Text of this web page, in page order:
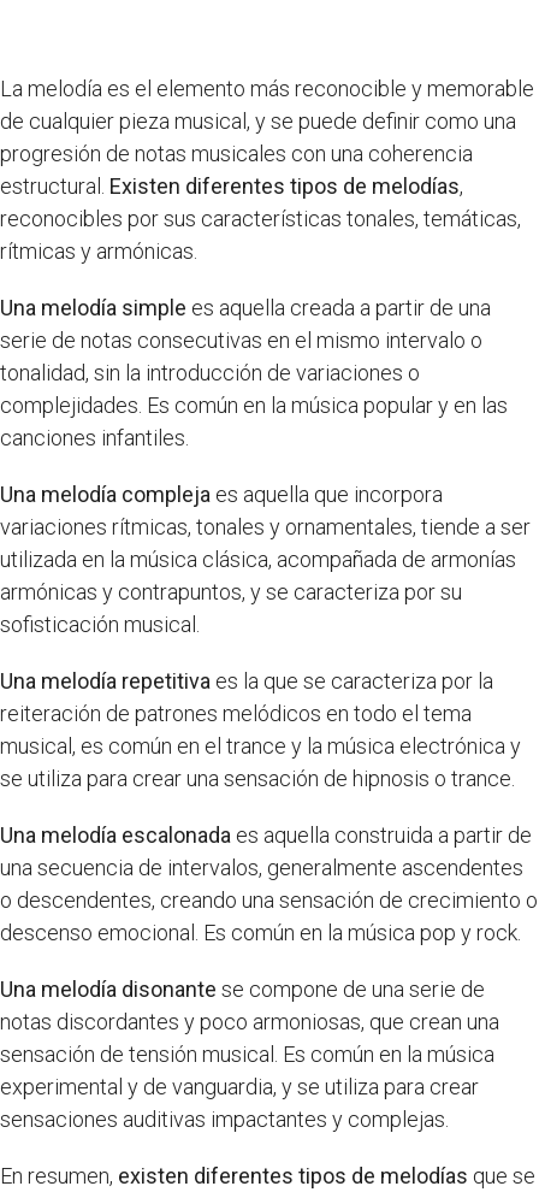
La melodía es el elemento más reconocible y memorable
de cualquier pieza musical, y se puede definir como una
progresión de notas musicales con una coherencia
estructural. Existen diferentes tipos de melodías,
reconocibles por sus características tonales, temáticas,
rítmicas y armónicas.
Una melodía simple es aquella creada a partir de una
serie de notas consecutivas en el mismo intervalo o
tonalidad, sin la introducción de variaciones o
complejidades. Es común en la música popular y en las
canciones infantiles.
Una melodía compleja es aquella que incorpora
variaciones rítmicas, tonales y ornamentales, tiende a ser
utilizada en la música clásica, acompañada de armonías
armónicas y contrapuntos, y se caracteriza por su
sofisticación musical.
Una melodía repetitiva es la que se caracteriza por la
reiteración de patrones melódicos en todo el tema
musical, es común en el trance y la música electrónica y
se utiliza para crear una sensación de hipnosis o trance.
Una melodía escalonada es aquella construida a partir de
una secuencia de intervalos, generalmente ascendentes
o descendentes, creando una sensación de crecimiento o
descenso emocional. Es común en la música pop y rock.
Una melodía disonante se compone de una serie de
notas discordantes y poco armoniosas, que crean una
sensación de tensión musical. Es común en la música
experimental y de vanguardia, y se utiliza para crear
sensaciones auditivas impactantes y complejas.
En resumen, existen diferentes tipos de melodías que se